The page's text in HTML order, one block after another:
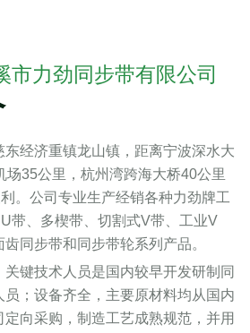
市力劲同步带有限公司
经济重镇龙山镇，距离宁波深水大
场35公里，杭州湾跨海大桥40公里
。公司专业生产经销各种力劲牌工
带、多楔带、切割式V带、工业V
同步带和同步带轮系列产品。
键技术人员是国内较早开发研制同
；设备齐全，主要原材料均从国内
向采购，制造工艺成熟规范，并用